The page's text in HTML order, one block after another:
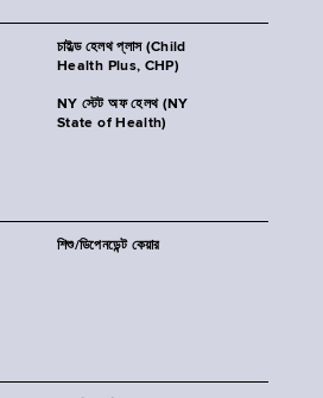
চাইল্ড হেলথ প্লাস (Child
Health Plus, CHP)
NY স্টেট অফ হেলথ (NY
State of Health)
শিশু/ডিপেনডেন্ট কেয়ার